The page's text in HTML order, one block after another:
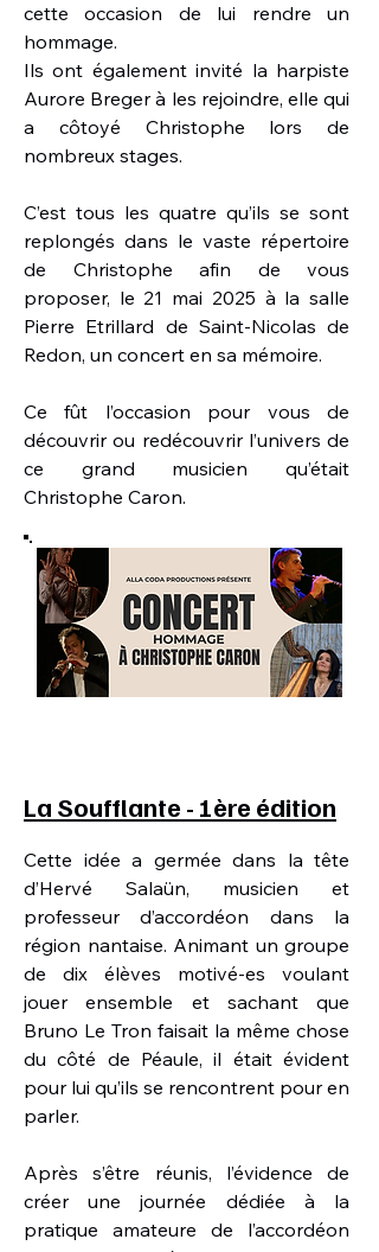
cette occasion de lui rendre un
hommage.
Ils ont également invité la harpiste
Aurore Breger à les rejoindre, elle qui
a côtoyé Christophe lors de
nombreux stages.
C’est tous les quatre qu’ils se sont
replongés dans le vaste répertoire
de Christophe afin de vous
proposer, le 21 mai 2025 à la salle
Pierre Etrillard de Saint-Nicolas de
Redon, un concert en sa mémoire.
Ce fût l’occasion pour vous de
découvrir ou redécouvrir l’univers de
ce grand musicien qu’était
Christophe Caron.
La Soufflante - 1ère édition
Cette idée a germée dans la tête
d’Hervé Salaün, musicien et
professeur d’accordéon dans la
région nantaise. Animant un groupe
de dix élèves motivé-es voulant
jouer ensemble et sachant que
Bruno Le Tron faisait la même chose
du côté de Péaule, il était évident
pour lui qu’ils se rencontrent pour en
parler.
Après s’être réunis, l’évidence de
créer une journée dédiée à la
pratique amateure de l’accordéon